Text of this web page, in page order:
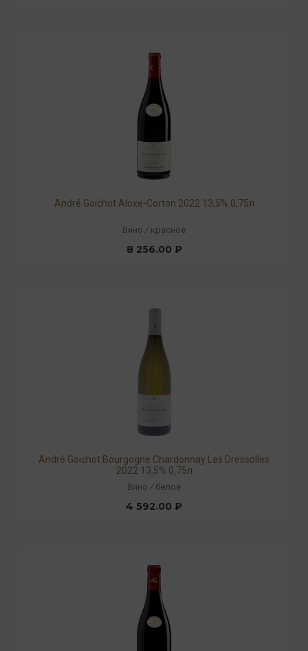
André Goichot Aloxe-Corton 2022 13,5% 0,75л
Вино / красное
8 256.00 ₽
André Goichot Bourgogne Chardonnay Les Dressolles
2022 13,5% 0,75л
Вино / белое
4 592.00 ₽